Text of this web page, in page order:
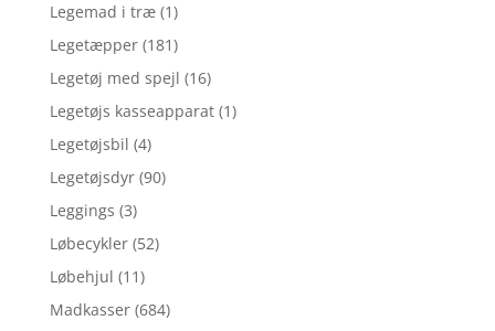
Legemad i træ (1)
Legetæpper (181)
Legetøj med spejl (16)
Legetøjs kasseapparat (1)
Legetøjsbil (4)
Legetøjsdyr (90)
Leggings (3)
Løbecykler (52)
Løbehjul (11)
Madkasser (684)